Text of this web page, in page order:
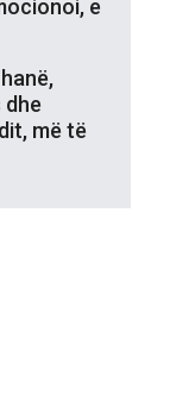
e
dhe
më të